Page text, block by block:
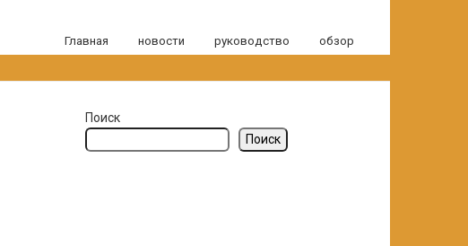
Главная новости руководство обзор
Поиск
Поиск